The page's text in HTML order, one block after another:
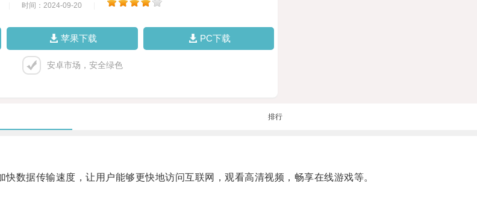
时间：2024-09-20
苹果下载 PC下载
安卓市场，安全绿色
排行
据传输速度，让用户能够更快地访问互联网，观看高清视频，畅享在线游戏等。